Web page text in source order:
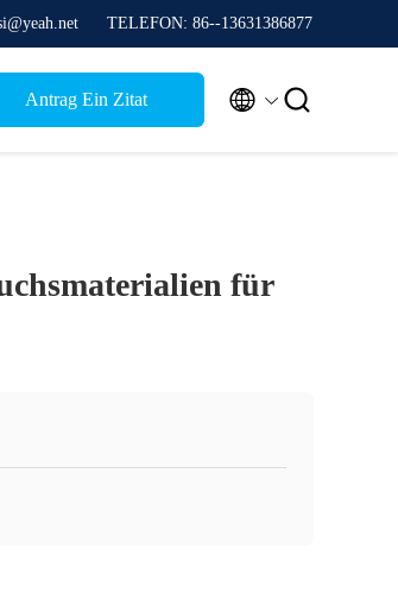
TELEFON: 86--13631386877
Antrag Ein Zitat  
für